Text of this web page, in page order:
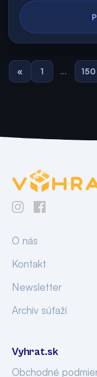
« 1 … 150
O nás
Kontakt
Newsletter
Archív súťaží
Vyhrat.sk
Obchodné